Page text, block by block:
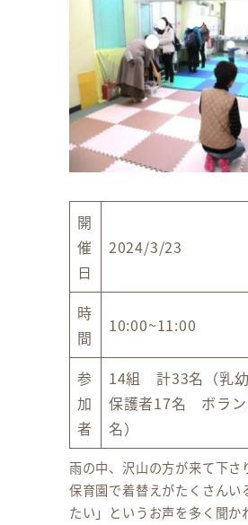
開
催
日
2024/3/23
時
間
10:00~11:00
参
加
者
14組 計33名（乳
保護者17名 ボラン
名）
雨の中、沢山の方が来て下さ
保育園で着替えがたくさんい
たい」というお声を多く聞か